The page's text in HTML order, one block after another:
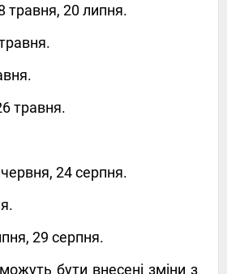
травня, 20 липня.
травня.
24 серпня.
29 серпня.
бути внесені зміни з